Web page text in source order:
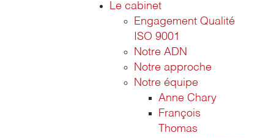
Le cabinet
Engagement Qualité
ISO 9001
Notre ADN
Notre approche
Notre équipe
Anne Chary
François
Thomas